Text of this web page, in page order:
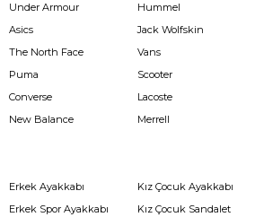
Under Armour
Asics
The North Face
Puma
Converse
New Balance
Hummel
Jack Wolfskin
Vans
Scooter
Lacoste
Merrell
Erkek Ayakkabı
Erkek Spor Ayakkabı
Kız Çocuk Ayakkabı
Kız Çocuk Sandalet